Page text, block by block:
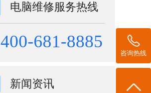
电脑维修服务热线
400-681-8885
新闻资讯
咨询热线